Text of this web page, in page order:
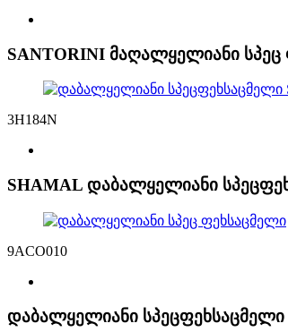
SANTORINI მაღალყელიანი სპეც
3H184N
SHAMAL დაბალყელიანი
9ACO010
დაბალყელიანი სპეცფეხსაცმელი